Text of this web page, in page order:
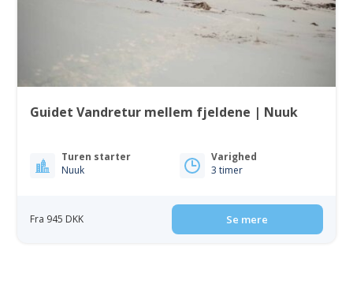
Guidet Vandretur mellem fjeldene | Nuuk
Turen starter
Nuuk
Varighed
3 timer
Fra 945 DKK Se mere